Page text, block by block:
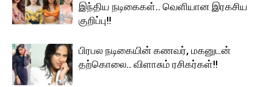
இந்திய நடிகைகள்.. வெளியான இரகசிய
குறிப்பு!!
பிரபல நடிகையின் கணவர், மகனுடன்
தற்கொலை.. விளாசும் ரசிகர்கள்!!